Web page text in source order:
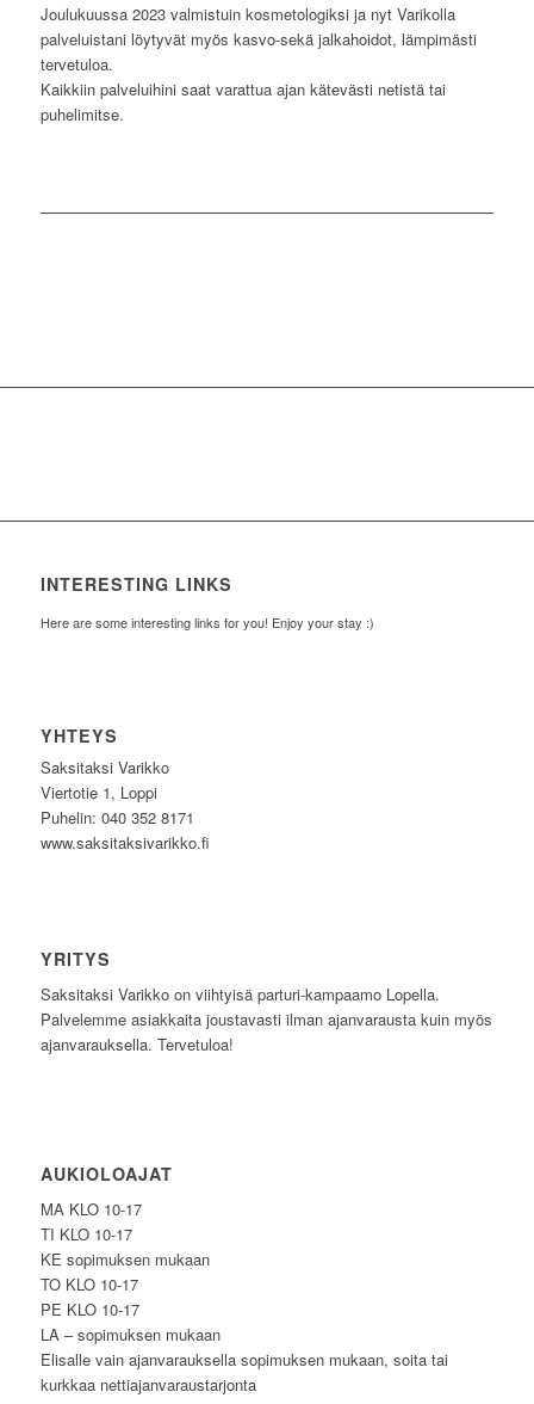
Joulukuussa 2023 valmistuin kosmetologiksi ja nyt Varikolla
palveluistani löytyvät myös kasvo-sekä jalkahoidot, lämpimästi
tervetuloa.
Kaikkiin palveluihini saat varattua ajan kätevästi netistä tai
puhelimitse.
INTERESTING LINKS
Here are some interesting links for you! Enjoy your stay :)
YHTEYS
Saksitaksi Varikko
Viertotie 1, Loppi
Puhelin: 040 352 8171
www.saksitaksivarikko.fi
YRITYS
Saksitaksi Varikko on viihtyisä parturi-kampaamo Lopella.
Palvelemme asiakkaita joustavasti ilman ajanvarausta kuin myös
ajanvarauksella. Tervetuloa!
AUKIOLOAJAT
MA KLO 10-17
TI KLO 10-17
KE sopimuksen mukaan
TO KLO 10-17
PE KLO 10-17
LA – sopimuksen mukaan
Elisalle vain ajanvarauksella sopimuksen mukaan, soita tai
kurkkaa nettiajanvaraustarjonta